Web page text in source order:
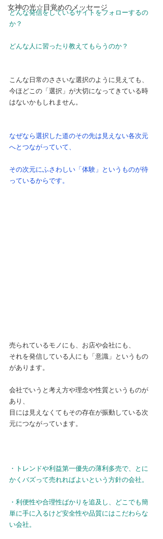
女神の光☆目覚めのメッセージ
どんな発信をしているサイトをフォローするの
か？
どんな人に習ったり教えてもらうのか？
こんな日常のささいな選択のように見えても、
今ほどこの「選択」が大切になってきている時
はないかもしれません。
なぜなら選択した道のその先は見えない各次元
へとつながっていて、
その次元にふさわしい「体験」というものが待
っているからです。
売られているモノにも、お店や会社にも、
それを発信している人にも「意識」というもの
があります。
会社でいうと考え方や理念や性質というものが
あり、
目には見えなくてもその存在が振動している次
元につながっています。
・トレンドや利益第一優先の薄利多売で、とに
かくバズって売れればよいという方針の会社。
・利便性や合理性ばかりを追及し、どこでも簡
単に手に入るけど安全性や品質にはこだわらな
い会社。